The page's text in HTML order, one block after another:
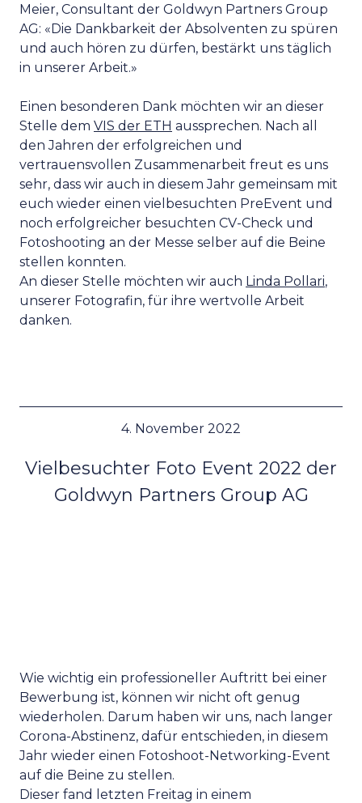
Meier, Consultant der Goldwyn Partners Group
AG: «Die Dankbarkeit der Absolventen zu spüren
und auch hören zu dürfen, bestärkt uns täglich
in unserer Arbeit.»
Einen besonderen Dank möchten wir an dieser
Stelle dem VIS der ETH aussprechen. Nach all
den Jahren der erfolgreichen und
vertrauensvollen Zusammenarbeit freut es uns
sehr, dass wir auch in diesem Jahr gemeinsam mit
euch wieder einen vielbesuchten PreEvent und
noch erfolgreicher besuchten CV-Check und
Fotoshooting an der Messe selber auf die Beine
stellen konnten.
An dieser Stelle möchten wir auch Linda Pollari,
unserer Fotografin, für ihre wertvolle Arbeit
danken.
4. November 2022
Vielbesuchter Foto Event 2022 der
Goldwyn Partners Group AG
Wie wichtig ein professioneller Auftritt bei einer
Bewerbung ist, können wir nicht oft genug
wiederholen. Darum haben wir uns, nach langer
Corona-Abstinenz, dafür entschieden, in diesem
Jahr wieder einen Fotoshoot-Networking-Event
auf die Beine zu stellen.
Dieser fand letzten Freitag in einem